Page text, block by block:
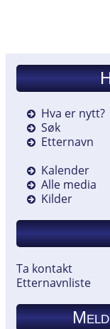
Hva er nytt?
Søk
Etternavn
Kalender
Alle media
Kilder
Ta kontakt
Etternavnliste